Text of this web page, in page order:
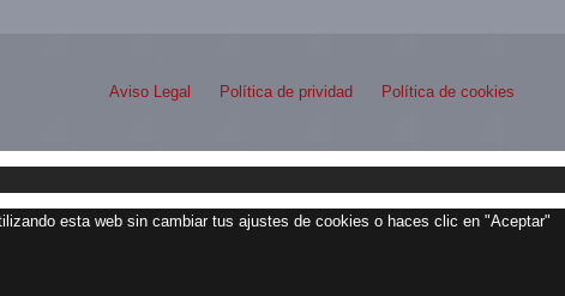
Aviso Legal Política de prividad Política de cookies
esta web sin cambiar tus ajustes de cookies o haces clic en "Aceptar"